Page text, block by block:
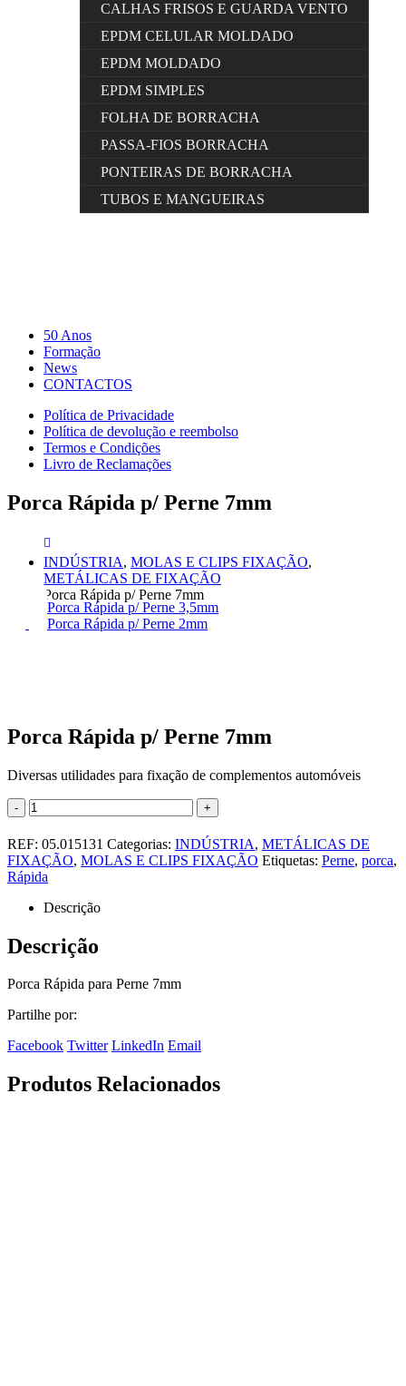
CALHAS FRISOS E GUARDA VENTO
EPDM CELULAR MOLDADO
EPDM MOLDADO
EPDM SIMPLES
FOLHA DE BORRACHA
PASSA-FIOS BORRACHA
PONTEIRAS DE BORRACHA
TUBOS E MANGUEIRAS
50 Anos
Formação
News
CONTACTOS
Política de Privacidade
Política de devolução e reembolso
Termos e Condições
Livro de Reclamações
Porca Rápida p/ Perne 7mm
INDÚSTRIA, MOLAS E CLIPS FIXAÇÃO,
METÁLICAS DE FIXAÇÃO
Porca Rápida p/ Perne 7mm
Porca Rápida p/ Perne 3,5mm
Porca Rápida p/ Perne 2mm
Porca Rápida p/ Perne 7mm
Diversas utilidades para fixação de complementos automóveis
- +
REF: 05.015131 Categorias: INDÚSTRIA, METÁLICAS DE
FIXAÇÃO, MOLAS E CLIPS FIXAÇÃO Etiquetas: Perne, porca,
Rápida
Descrição
Descrição
Porca Rápida para Perne 7mm
Partilhe por:
Facebook Twitter LinkedIn Email
Produtos Relacionados